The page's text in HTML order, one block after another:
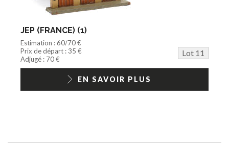
JEP (FRANCE) (1)
Estimation : 60/70 €
Prix de départ : 35 €
Lot 11
Adjugé : 70 €
EN SAVOIR PLUS